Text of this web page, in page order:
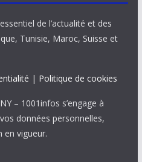
de l’actualité et des
Tunisie, Maroc, Suisse et
| Politique de cookies
– 1001infos s’engage à
données personnelles,
en vigueur.